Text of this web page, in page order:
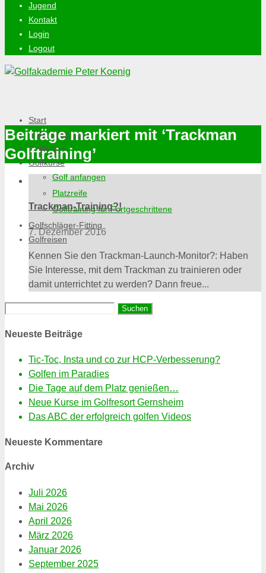
Jugend
Kontakt
Login
Logout
Start
Online-Buchung
Golflehrer
Golfkurse
Golf anfangen
Platzreife
Golftraining für Fortgeschrittene
Golfschläger-Fitting
Golfreisen
Beiträge markiert mit ‘Trackman
Golftraining’
Trackman-Training?!
7. Dezember 2016
Kennen Sie den Trackman-Launch-Monitor?: Haben
Sie Interesse, mit dem Trackman zu trainieren oder
damit unterrichtet zu werden? Dann freue...
Neueste Beiträge
Tic-Toc, Insta und co zur HCP-Verbesserung?
Golfen im Paradies
Die Tage auf dem Platz genießen…
Neue Kurse im Golfresort Gernsheim
Das ABC der erfolgreich golfen Videos
Neueste Kommentare
Archiv
Juli 2026
Mai 2026
April 2026
März 2026
Januar 2026
September 2025